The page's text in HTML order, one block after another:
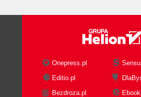
Wprowadzenie (210)
Zarządzanie tabelami (215)
Zarządzanie danymi (220)
Rozdział 11. JDBC (233)
Onepress.pl
Editio.pl
Bezdroza.pl